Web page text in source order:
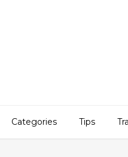
Categories Tips